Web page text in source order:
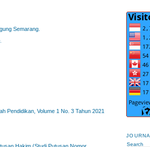
Search
Semarang.
Pendidikan, Volume 1 No. 3 Tahun 2021